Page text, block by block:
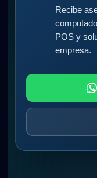
Recibe
POS y
empresa.